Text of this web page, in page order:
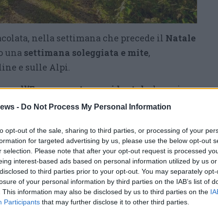
- Do Not Process My Personal Information
opt-out of the sale, sharing to third parties, or processing of your
for targeted advertising by us, please use the below opt-out
selection. Please note that after your opt-out request is processed
interest-based ads based on personal information utilized by us
to third parties prior to your opt-out. You may separately
of your personal information by third parties on the IAB’s list of
This information may also be disclosed by us to third parties on the
Participants that may further disclose it to other third parties.
nella settimana che precede il Natale
una settimana soleggiata e mite,
e sulle Alpi.
sull’Europa centro-occidentale, la regione
un lungo periodo che dovrebbe durare
sarà piuttosto mite, con un marcato
zero termico sulla regione. Splenderà il
qualchenube altaa tratti.
gradualeritorno delle nebbie che potranno
da metà settimana, e che
durante la giornata ma ad ogni modo non